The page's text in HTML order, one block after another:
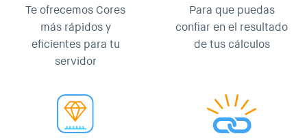
Te ofrecemos Cores
más rápidos y
eficientes para tu
servidor
Para que puedas
confiar en el resultado
de tus cálculos